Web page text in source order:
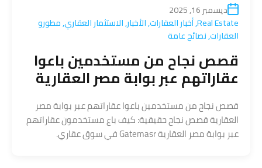
ديسمبر 16, 2025
Real Estate
,أخبار العقارات,الأخبار,الاستثمار العقاري,مطورو
العقارات,نصائح عامة
قصص نجاح من مستخدمين باعوا
عقاراتهم عبر بوابة مصر العقارية
قصص نجاح من مستخدمين باعوا عقاراتهم عبر بوابة مصر
العقارية قصص نجاح حقيقية: كيف باع مستخدمون عقاراتهم
عبر بوابة مصر العقارية Gatemasr في سوق عقاري.